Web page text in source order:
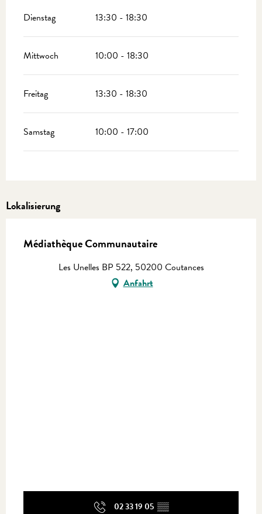
Dienstag 13:30 - 18:30
Mittwoch 10:00 - 18:30
Freitag 13:30 - 18:30
Samstag 10:00 - 17:00
Lokalisierung
Médiathèque Communautaire
Les Unelles BP 522, 50200 Coutances
Anfahrt
02 33 19 05 ▒▒